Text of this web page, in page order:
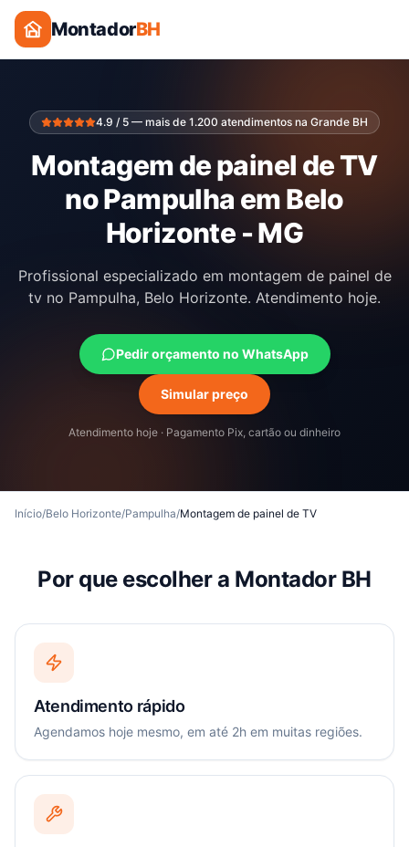
MontadorBH
4.9 / 5 — mais de 1.200 atendimentos na Grande BH
Montagem de painel de TV
no Pampulha em Belo
Horizonte - MG
Profissional especializado em montagem de painel de
tv no Pampulha, Belo Horizonte. Atendimento hoje.
Pedir orçamento no WhatsApp
Simular preço
Atendimento hoje · Pagamento Pix, cartão ou dinheiro
Início/Belo Horizonte/Pampulha/Montagem de painel de TV
Por que escolher a Montador BH
Atendimento rápido
Agendamos hoje mesmo, em até 2h em muitas regiões.